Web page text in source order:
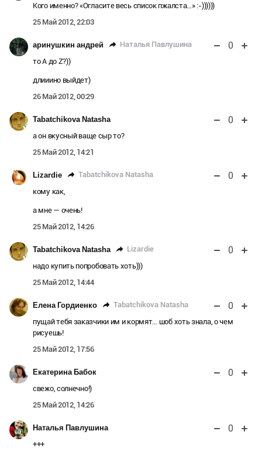
Кого именно? «Огласите весь список пжалста…» :-))))))
25 Май 2012, 22:03
аринушкин андрей Наталья Павлушина 0
то A до Z?))
длииино выйдет)
26 Май 2012, 00:29
Tabatchikova Natasha 0
а он вкусный ваще сыр то?
25 Май 2012, 14:21
Lizardie Tabatchikova Natasha 0
кому как,
а мне — очень!
25 Май 2012, 14:26
Tabatchikova Natasha Lizardie 0
надо купить попробовать хоть)))
25 Май 2012, 14:44
Елена Гордиенко Tabatchikova Natasha 0
пущай тебя заказчики им и кормят… шоб хоть знала, о чем
рисуешь!
25 Май 2012, 17:56
Екатерина Бабок 0
свежо, солнечно!)
25 Май 2012, 14:26
Наталья Павлушина 0
+++